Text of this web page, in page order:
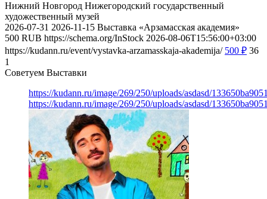
Нижний Новгород Нижегородский государственный
художественный музей
2026-07-31 2026-11-15 Выставка «Арзамасская академия»
500 RUB https://schema.org/InStock 2026-08-06T15:56:00+03:00
https://kudann.ru/event/vystavka-arzamasskaja-akademija/ 500 ₽ 36
1
Советуем Выставки
https://kudann.ru/image/269/250/uploads/asdasd/
https://kudann.ru/image/269/250/uploads/asdasd/